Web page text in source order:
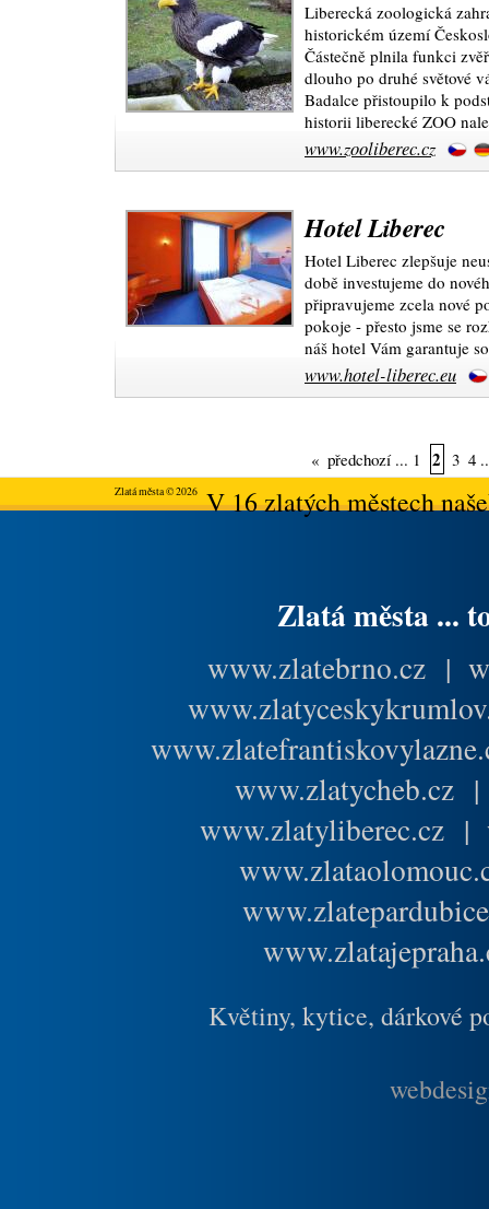
Liberecká zoologická
historickém území
Částečně plnila funkci
dlouho po druhé světové
Badalce přistoupilo k
historii liberecké ZOO
www.zooliberec.cz
Hotel Liberec
Hotel Liberec zlepšuje
době investujeme do
připravujeme zcela nové
pokoje - přesto jsme se
náš hotel Vám garantuje
www.hotel-liberec.eu
« předchozí ... 1 2 3 4
Zlatá města © 2026V 16 zlatých městech
Zlatá města ...
www.zlatebrno.cz |
www.zlatycheb.cz
www.zlatyliberec.cz |
Květiny, kytice, dárkové